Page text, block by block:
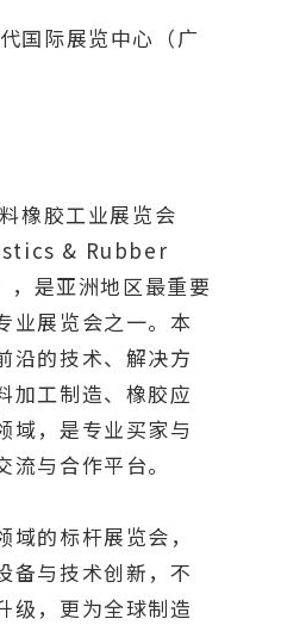
国际展览中心（广
橡胶工业展览会
& Rubber
是亚洲地区最重要
业展览会之一。本
沿的技术、解决方
加工制造、橡胶应
域，是专业买家与
与合作平台。
的标杆展览会，
备与技术创新，不
级，更为全球制造